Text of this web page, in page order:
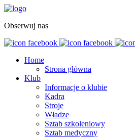
Obserwuj nas
Home
Strona główna
Klub
Informacje o klubie
Kadra
Stroje
Władze
Sztab szkoleniowy
Sztab medyczny